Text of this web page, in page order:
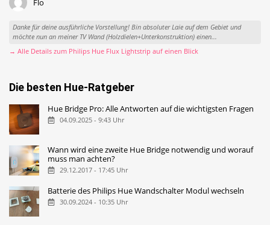
Flo
Danke für deine ausführliche Vorstellung! Bin absoluter Laie auf dem Gebiet und
möchte nun an meiner TV Wand (Holzdielen+Unterkonstruktion) einen...
→ Alle Details zum Philips Hue Flux Lightstrip auf einen Blick
Die besten Hue-Ratgeber
Hue Bridge Pro: Alle Antworten auf die wichtigsten Fragen
04.09.2025 - 9:43 Uhr
Wann wird eine zweite Hue Bridge notwendig und worauf
muss man achten?
29.12.2017 - 17:45 Uhr
Batterie des Philips Hue Wandschalter Modul wechseln
30.09.2024 - 10:35 Uhr